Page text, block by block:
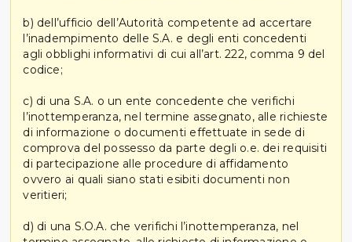
b) dell’ufficio dell’Autorità competente ad accertare
l’inadempimento delle S.A. e degli enti concedenti
agli obblighi informativi di cui all’art. 222, comma 9 del
codice;
c) di una S.A. o un ente concedente che verifichi
l’inottemperanza, nel termine assegnato, alle richieste
di informazione o documenti effettuate in sede di
comprova del possesso da parte degli o.e. dei requisiti
di partecipazione alle procedure di affidamento
ovvero ai quali siano stati esibiti documenti non
veritieri;
d) di una S.O.A. che verifichi l’inottemperanza, nel